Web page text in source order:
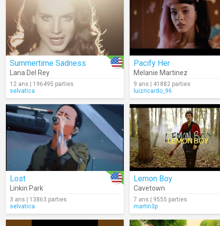
Summertime Sadness
Lana Del Rey
12 ans | 196495 parties
selvatica
Pacify Her
Melanie Martinez
9 ans | 41882 parties
luizricardo_96
Lost
Linkin Park
3 ans | 13863 parties
selvatica
Lemon Boy
Cavetown
7 ans | 9555 parties
martin3p